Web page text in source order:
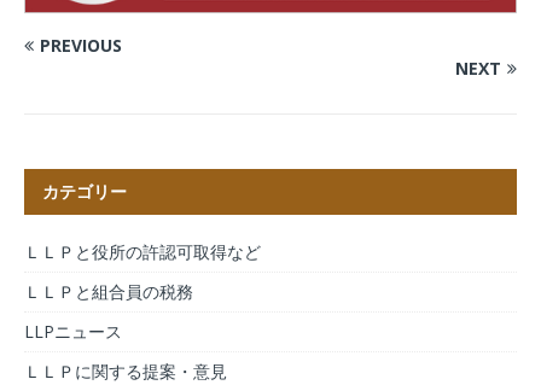
PREVIOUS
NEXT
カテゴリー
ＬＬＰと役所の許認可取得など
ＬＬＰと組合員の税務
LLPニュース
ＬＬＰに関する提案・意見